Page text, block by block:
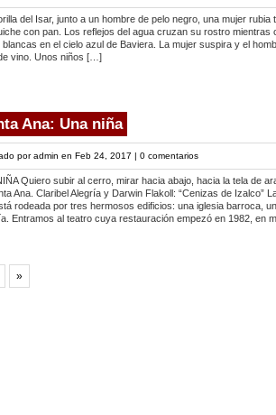
del Isar, junto a un hombre de pelo negro, una mujer rubia
con pan. Los reflejos del agua cruzan su rostro mientras
blancas en el cielo azul de Baviera. La mujer suspira y el
vino. Unos niños […]
Ana: Una niña
poradmin en Feb 24, 2017 | 0 comentarios
Quiero subir al cerro, mirar hacia abajo, hacia la tela de
Ana. Claribel Alegría y Darwin Flakoll: “Cenizas de Izalco”
rodeada por tres hermosos edificios: una iglesia barroca,
Entramos al teatro cuya restauración empezó en 1982, en
»